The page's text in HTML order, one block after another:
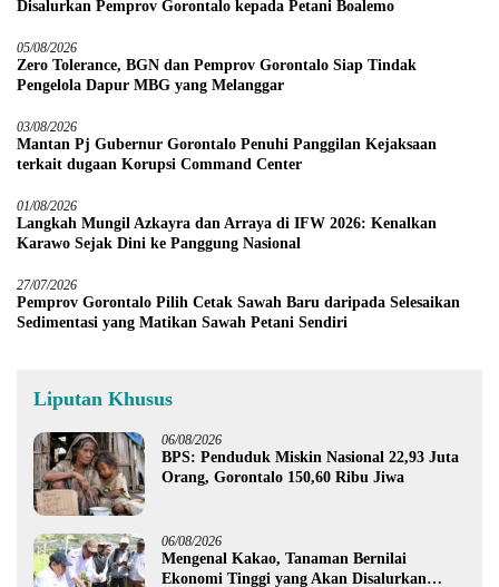
Disalurkan Pemprov Gorontalo kepada Petani Boalemo
05/08/2026
Zero Tolerance, BGN dan Pemprov Gorontalo Siap Tindak
Pengelola Dapur MBG yang Melanggar
03/08/2026
Mantan Pj Gubernur Gorontalo Penuhi Panggilan Kejaksaan
terkait dugaan Korupsi Command Center
01/08/2026
Langkah Mungil Azkayra dan Arraya di IFW 2026: Kenalkan
Karawo Sejak Dini ke Panggung Nasional
27/07/2026
Pemprov Gorontalo Pilih Cetak Sawah Baru daripada Selesaikan
Sedimentasi yang Matikan Sawah Petani Sendiri
Liputan Khusus
06/08/2026
BPS: Penduduk Miskin Nasional 22,93 Juta
Orang, Gorontalo 150,60 Ribu Jiwa
06/08/2026
Mengenal Kakao, Tanaman Bernilai
Ekonomi Tinggi yang Akan Disalurkan